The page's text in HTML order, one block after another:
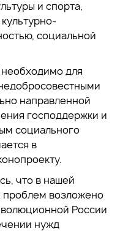
и спорта,
социальной
для
направленной
господдержки и
социального
в
что в нашей
проблем возложено
России
нужд